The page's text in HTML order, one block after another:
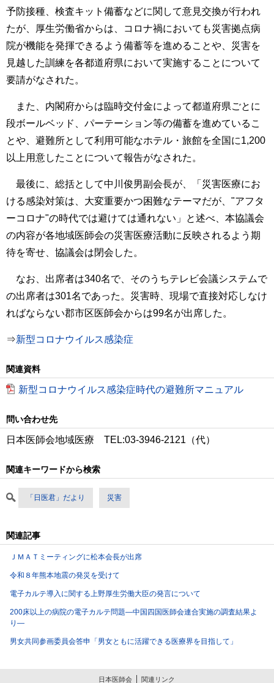
予防接種、検査キット備蓄などに関して意見交換が行われ
たが、厚生労働省からは、コロナ禍においても災害拠点病
院が機能を発揮できるよう備蓄等を進めることや、災害を
見越した訓練を各都道府県において実施することについて
要請がなされた。
また、内閣府からは臨時交付金によって都道府県ごとに
段ボールベッド、パーテーション等の備蓄を進めているこ
とや、避難所として利用可能なホテル・旅館を全国に1,200
以上用意したことについて報告がなされた。
最後に、総括として中川俊男副会長が、「災害医療にお
ける感染対策は、大変重要かつ困難なテーマだが、"アフタ
ーコロナ"の時代では避けては通れない」と述べ、本協議会
の内容が各地域医師会の災害医療活動に反映されるよう期
待を寄せ、協議会は閉会した。
なお、出席者は340名で、そのうちテレビ会議システムで
の出席者は301名であった。災害時、現場で直接対応しなけ
ればならない郡市区医師会からは99名が出席した。
⇒新型コロナウイルス感染症
関連資料
新型コロナウイルス感染症時代の避難所マニュアル
問い合わせ先
日本医師会地域医療 TEL:03‐3946‐2121（代）
関連キーワードから検索
「日医君」だより 災害
関連記事
ＪＭＡＴミーティングに松本会長が出席
令和８年熊本地震の発災を受けて
電子カルテ導入に関する上野厚生労働大臣の発言について
200床以上の病院の電子カルテ問題―中国四国医師会連合実施の調査結果よ
り―
男女共同参画委員会答申「男女ともに活躍できる医療界を目指して」
日本医師会 関連リンク